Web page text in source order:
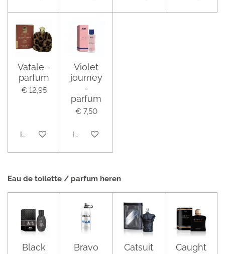
Vatale -
parfum
€ 12,95
In winkelwagen
Violet
journey
-
parfum
€ 7,50
In winkelwagen
Eau de toilette / parfum heren
Black
Bravo
Catsuit
Caught